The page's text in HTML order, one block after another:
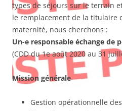
types de séjours sur le terrain
le remplacement de la titulaire
maternité, nous cherchons :
Un-e responsable échange de
(CDD du 1e août 2020 au 31
Mission générale
Gestion opérationnelle